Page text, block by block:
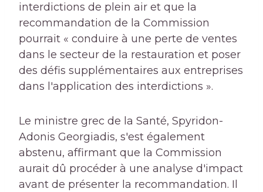
interdictions de plein air et que la
recommandation de la Commission
pourrait « conduire à une perte de ventes
dans le secteur de la restauration et poser
des défis supplémentaires aux entreprises
dans l'application des interdictions ».
Le ministre grec de la Santé, Spyridon-
Adonis Georgiadis, s'est également
abstenu, affirmant que la Commission
aurait dû procéder à une analyse d'impact
avant de présenter la recommandation. Il